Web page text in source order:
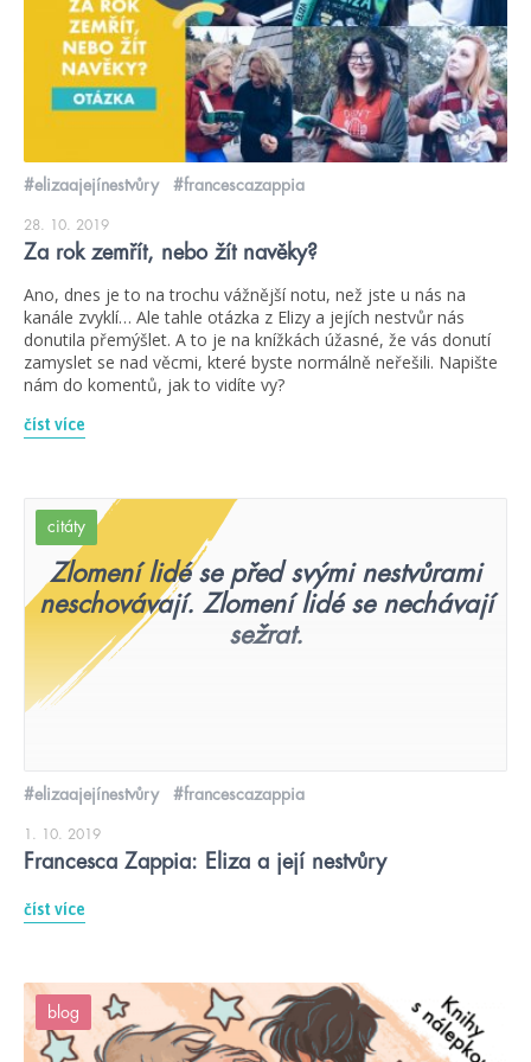
#elizaajejínestvůry #francescazappia
28. 10. 2019
Za rok zemřít, nebo žít navěky?
Ano, dnes je to na trochu vážnější notu, než jste u nás na
kanále zvyklí… Ale tahle otázka z Elizy a jejích nestvůr nás
donutila přemýšlet. A to je na knížkách úžasné, že vás donutí
zamyslet se nad věcmi, které byste normálně neřešili. Napište
nám do komentů, jak to vidíte vy?
číst více
citáty
Zlomení lidé se před svými nestvůrami
neschovávají. Zlomení lidé se nechávají
sežrat.
#elizaajejínestvůry #francescazappia
1. 10. 2019
Francesca Zappia: Eliza a její nestvůry
číst více
blog